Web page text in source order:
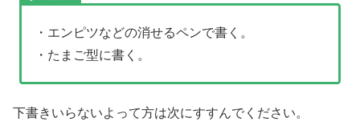
・エンピツなどの消せるペンで書く。
・たまご型に書く。
下書きいらないよって方は次にすすんでください。